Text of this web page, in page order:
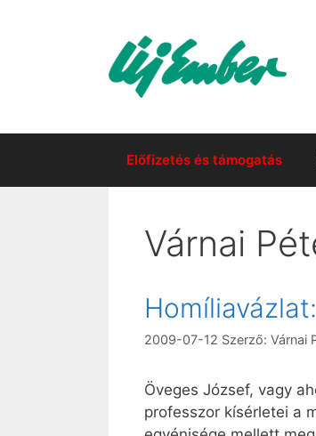
Előfizetés és támogatás
Várnai
2009-07-12 Szerző: Várnai
Öveges József, vagy
professzor kísérletei a